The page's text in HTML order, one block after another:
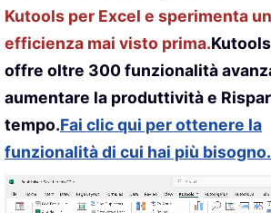
Kutools per Excel e sperimenta
efficienza mai visto prima.
offre oltre 300 funzionalità
aumentare la produttività e
tempo.Fai clic qui per ottenere la
funzionalità di cui hai più